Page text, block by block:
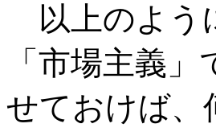
以上のよう
「市場主義
せておけば、